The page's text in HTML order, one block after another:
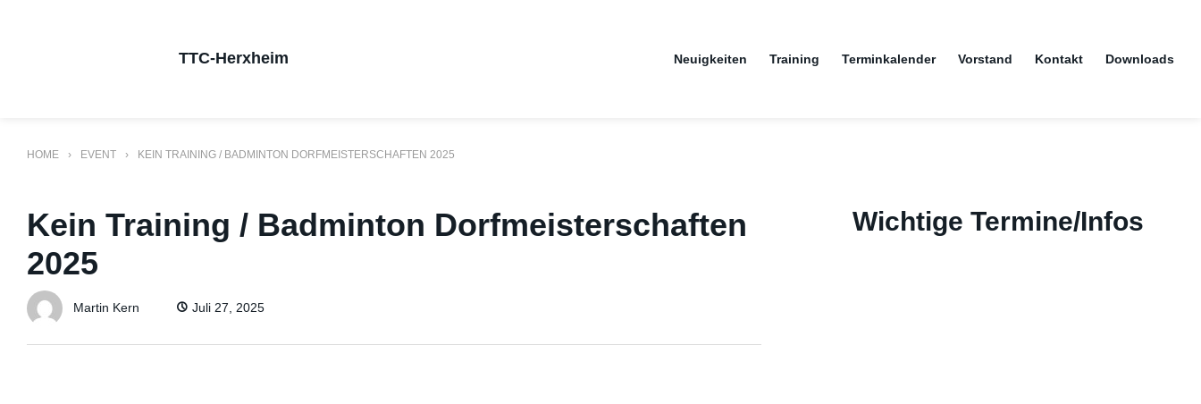
TTC-Herxheim Neuigkeiten Training Terminkalender Vorstand Kontakt Downloads
HOME EVENT KEIN TRAINING / BADMINTON DORFMEISTERSCHAFTEN 2025
Kein Training / Badminton Dorfmeisterschaften
2025
Martin Kern Juli 27, 2025
Wichtige Termine/Infos